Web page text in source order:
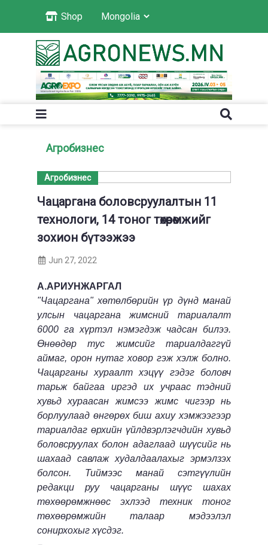
Shop
Агробизнес
Агробизнес
Чацаргана боловсруулалтын 11
технологи, 14 тоног төхөөрөмжийг
зохион бүтээжээ
Jun 27, 2022
А.АРИУНЖАРГАЛ
"Чацаргана" хөтөлбөрийн үр дүнд манай
улсын чацаргана жимсний тариалалт
6000 га хүртэл нэмэгдэж чадсан билээ.
Өнөөдөр тус жимсийг тариалдаггүй
аймаг, орон нутаг ховор гэж хэлж болно.
Чацарганы хураалт хэцүү гэдэг боловч
тарьж байгаа иргэд их учраас тэдний
хувьд хураасан жимсээ жимс чигээр нь
борлуулаад өнгөрөх биш ахиу хэмжээгээр
тариалдаг өрхийн үйлдвэрлэгчдийн хувьд
боловсруулах болон адаглаад шүүсийг нь
шахаад савлаж худалдаалахыг эрмэлзэх
болсон. Тиймээс манай сэтгүүлийн
редакци руу чацарганы шүүс шахах
төхөөрөмжнөөс эхлээд техник тоног
төхөөрөмжийн талаар мэдээлэл
сонирхохыг хүсдэг.